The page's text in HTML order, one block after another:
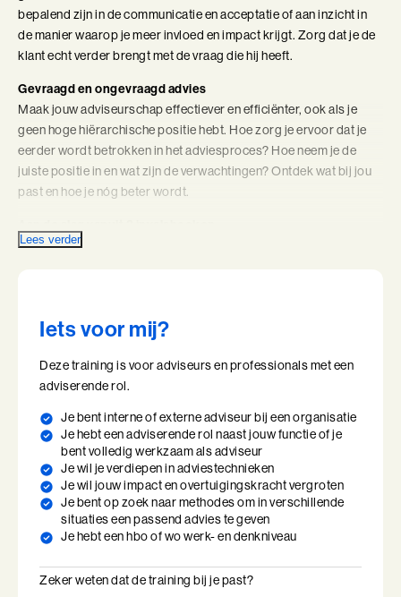
Coachend Leiderschap
Coachend Leiderschap (BaakBoost)
Communicatie met Impact
De Essentie
De Informele Leider
Effectieve Persoonlijke Communicatie (BaakBoost)
High Performance Leadership
Ik en de Anderen
Ik en de Anderen (BaakBoost)
Invloed in Complexiteit
Inzicht in Ambitie
Jouw Kracht in Culturele Diversiteit
bepalend zijn in de communicatie en acceptatie of aan inzicht in
de manier waarop je meer invloed en impact krijgt. Zorg dat je de
klant echt verder brengt met de vraag die hij heeft.
Gevraagd en ongevraagd advies
Maak jouw adviseurschap effectiever en efficiënter, ook als je
geen hoge hiërarchische positie hebt. Hoe zorg je ervoor dat je
eerder wordt betrokken in het adviesproces? Hoe neem je de
juiste positie in en wat zijn de verwachtingen? Ontdek wat bij jou
past en hoe je nóg beter wordt.
Adviseur zijn is een vak bovenop de expertise die je al hebt. In
gedragsrepertoire. Ook leer je omgaan met lastige situaties en
persoonlijkheid. Je analyseert je sterktes, zwaktes, valkuilen,
drijfveren en authenticiteit. De laatste invalshoek is je rol en
positie. Elk contact vraagt een andere benadering. Op die variatie
leer jij slim in te spelen.
Een fantastische training om jezelf als
persoon en als professional beter gereed
en bekwaam te maken in de samenwerking
met je klant
Lees verder
Iets voor mij?
Deze training is voor adviseurs en professionals met een
adviserende rol.
Je bent interne of externe adviseur bij een organisatie
Je hebt een adviserende rol naast jouw functie of je
bent volledig werkzaam als adviseur
Je wil je verdiepen in adviestechnieken
Je wil jouw impact en overtuigingskracht vergroten
Je bent op zoek naar methodes om in verschillende
situaties een passend advies te geven
Je hebt een hbo of wo werk- en denkniveau
Zeker weten dat de training bij je past?